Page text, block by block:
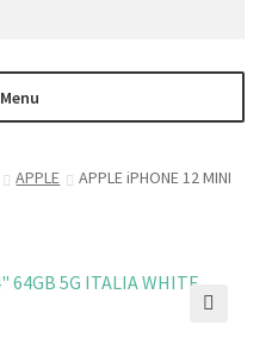
Menu
APPLE
APPLE iPHONE 12 MINI